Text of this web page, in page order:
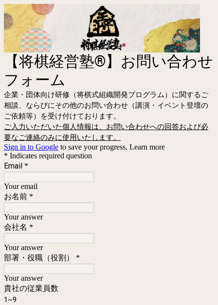
【将棋経営塾®︎】お問い合わせ
フォーム
企業・団体向け研修（将棋式組織開発プログラム）に関するご
相談、ならびにその他のお問い合わせ（講演・イベント登壇の
ご依頼等）を受け付けております。
ご入力いただいた個人情報は、お問い合わせへの回答および必
要なご連絡のみに使用いたします。
Sign in to Google to save your progress. Learn more
* Indicates required question
Email *
Your email
お名前 *
Your answer
会社名 *
Your answer
部署・役職（役割） *
Your answer
貴社の従業員数
1~9